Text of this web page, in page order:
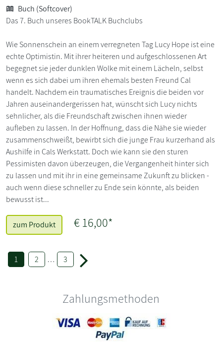
Buch (Softcover)
Das 7. Buch unseres BookTALK Buchclubs
Wie Sonnenschein an einem verregneten Tag Lucy Hope ist eine
echte Optimistin. Mit ihrer heiteren und aufgeschlossenen Art
begegnet sie jeder dunklen Wolke mit einem Lächeln, selbst
wenn es sich dabei um ihren ehemals besten Freund Cal
handelt. Nachdem ein traumatisches Ereignis die beiden vor
Jahren auseinandergerissen hat, wünscht sich Lucy nichts
sehnlicher, als die Freundschaft zwischen ihnen wieder
aufleben zu lassen. In der Hoffnung, dass die Nähe sie wieder
zusammenschweißt, bewirbt sich die junge Frau kurzerhand als
Aushilfe in Cals Werkstatt. Doch wie kann sie den sturen
Pessimisten davon überzeugen, die Vergangenheit hinter sich
zu lassen und mit ihr in eine gemeinsame Zukunft zu blicken -
auch wenn diese schneller zu Ende sein könnte, als beiden
bewusst ist...
zum Produkt € 16,00*
1 2 … 3
Zahlungsmethoden